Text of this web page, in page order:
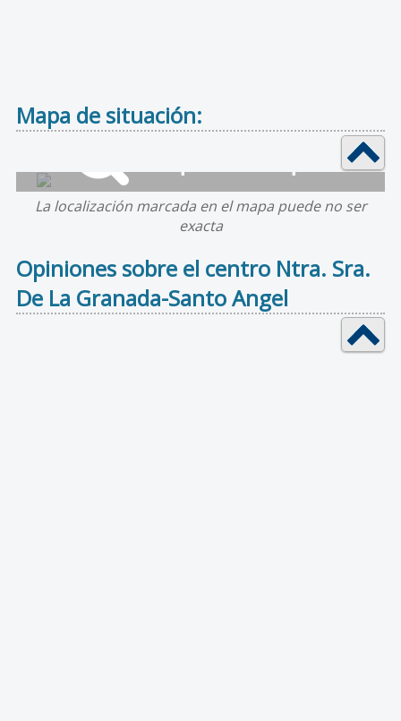
Mapa de situación:
La localización marcada en el mapa puede no ser
exacta
Opiniones sobre el centro Ntra. Sra.
De La Granada-Santo Angel